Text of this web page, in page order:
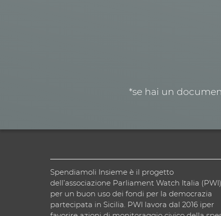
*se hai un
Spendiamoli Insieme è il progetto
dell’associazione Parliament Watch Italia (PWI)
per un buon uso dei fondi per la democrazia
partecipata in Sicilia. PWI lavora dal 2016 iper